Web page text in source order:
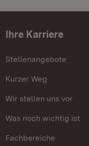
Ihre Karriere
Stellenangebote
Kurzer Weg
Wir stellen uns vor
Was noch wichtig ist
Fachbereiche